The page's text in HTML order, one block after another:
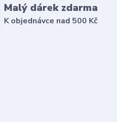
Malý dárek zdarma
K objednávce nad 500 Kč